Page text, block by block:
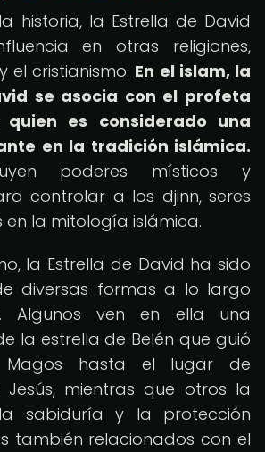
historia, la Estrella de David
en otras religiones,
el cristianismo. En el islam, la
se asocia con el profeta
quien es considerado una
en la tradición islámica.
poderes místicos y
controlar a los djinn, seres
la mitología islámica.
la Estrella de David ha sido
diversas formas a lo largo
Algunos ven en ella una
la estrella de Belén que guió
hasta el lugar de
mientras que otros la
sabiduría y la protección
también relacionados con el